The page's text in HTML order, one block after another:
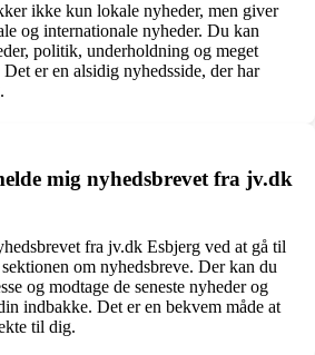
ikke kun lokale nyheder, men giver
og internationale nyheder. Du kan
politik, underholdning og meget
er en alsidig nyhedsside, der har
mig nyhedsbrevet fra jv.dk
fra jv.dk Esbjerg ved at gå til
om nyhedsbreve. Der kan du
og modtage de seneste nyheder og
indbakke. Det er en bekvem måde at
til dig.